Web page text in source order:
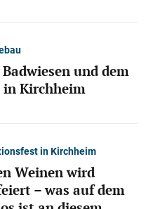
und dem
in Kirchheim
in Kirchheim
Weinen wird
– was auf dem